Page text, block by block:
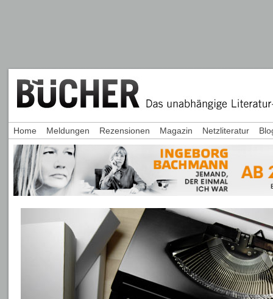
Home Meldungen Rezensionen Magazin Netzliteratur